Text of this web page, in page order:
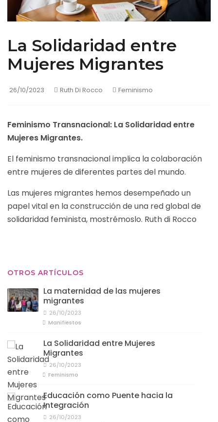
Feminismo
Historias Inspiradoras
Literatura
Reflexiones Personales
Salud y Bienestar
Vivencias enriquecedoras
Viajes
La Solidaridad entre
Mujeres Migrantes
26/10/2023 Ruth Di Rocco Feminismo
Feminismo Transnacional: La Solidaridad entre
Mujeres Migrantes.
El feminismo transnacional implica la colaboración
entre mujeres de diferentes partes del mundo.
Las mujeres migrantes hemos desempeñado un
papel vital en la construcción de una red global de
solidaridad feminista, mostrémoslo. Ruth di Rocco
OTROS ARTÍCULOS
La maternidad de las mujeres
migrantes
26/10/2023
Manifiestos
La Solidaridad entre Mujeres
Migrantes
26/10/2023
Feminismo
Educación como Puente hacia la
Integración
26/10/2023